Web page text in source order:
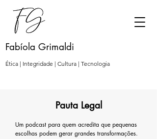
Fabíola Grimaldi
Ética | Integridade | Cultura | Tecnologia
Pauta Legal
Um podcast para quem acredita que pequenas
escolhas podem gerar grandes transformações.